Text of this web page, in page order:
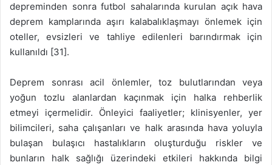
depreminden sonra futbol sahalarında kurulan açık hava
deprem kamplarında aşırı kalabalıklaşmayı önlemek için
oteller, evsizleri ve tahliye edilenleri barındırmak için
kullanıldı [31].
Deprem sonrası acil önlemler, toz bulutlarından veya
yoğun tozlu alanlardan kaçınmak için halka rehberlik
etmeyi içermelidir. Önleyici faaliyetler; klinisyenler, yer
bilimcileri, saha çalışanları ve halk arasında hava yoluyla
bulaşan bulaşıcı hastalıkların oluşturduğu riskler ve
bunların halk sağlığı üzerindeki etkileri hakkında bilgi